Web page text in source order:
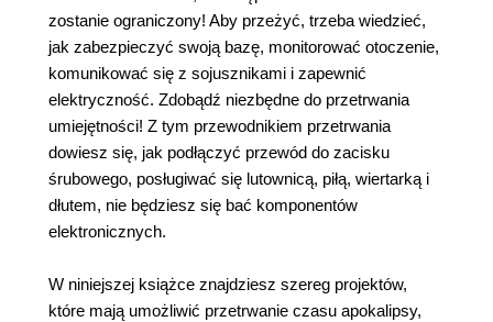
zostanie ograniczony! Aby przeżyć, trzeba wiedzieć,
jak zabezpieczyć swoją bazę, monitorować otoczenie,
komunikować się z sojusznikami i zapewnić
elektryczność. Zdobądź niezbędne do przetrwania
umiejętności! Z tym przewodnikiem przetrwania
dowiesz się, jak podłączyć przewód do zacisku
śrubowego, posługiwać się lutownicą, piłą, wiertarką i
dłutem, nie będziesz się bać komponentów
elektronicznych.
W niniejszej książce znajdziesz szereg projektów,
które mają umożliwić przetrwanie czasu apokalipsy,